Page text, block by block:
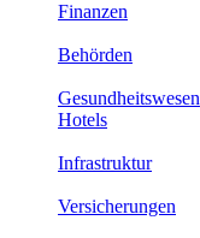
Finanzen
Behörden
Gesundheitswesen
Hotels
Infrastruktur
Versicherungen